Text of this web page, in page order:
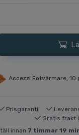
Accezzi Fotvärmare, 10
Prisgaranti
Gratis frakt
innan 7 timmar19